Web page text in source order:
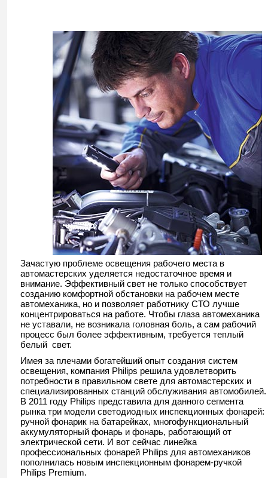
Зачастую проблеме освещения рабочего места в
автомастерских уделяется недостаточное время и
внимание. Эффективный свет не только способствует
созданию комфортной обстановки на рабочем месте
автомеханика, но и позволяет работнику СТО лучше
концентрироваться на работе. Чтобы глаза автомеханика
не уставали, не возникала головная боль, а сам рабочий
процесс был более эффективным, требуется теплый
белый свет.
Имея за плечами богатейший опыт создания систем
освещения, компания Philips решила удовлетворить
потребности в правильном свете для автомастерских и
специализированных станций обслуживания автомобилей.
В 2011 году Philips представила для данного сегмента
рынка три модели светодиодных инспекционных фонарей:
ручной фонарик на батарейках, многофункциональный
аккумуляторный фонарь и фонарь, работающий от
электрической сети. И вот сейчас линейка
профессиональных фонарей Philips для автомехаников
пополнилась новым инспекционным фонарем-ручкой
Philips Premium.